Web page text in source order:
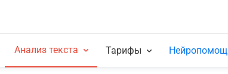
Анализ текста Тарифы